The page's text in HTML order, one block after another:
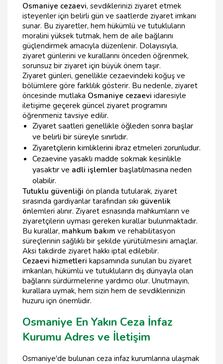
Osmaniye cezaevi, sevdiklerinizi ziyaret etmek
isteyenler için belirli gün ve saatlerde ziyaret imkanı
sunar. Bu ziyaretler, hem hükümlü ve tutukluların
moralini yüksek tutmak, hem de aile bağlarını
güçlendirmek amacıyla düzenlenir. Dolayısıyla,
ziyaret günlerini ve kurallarını önceden öğrenmek,
sorunsuz bir ziyaret için büyük önem taşır.
Ziyaret günleri, genellikle cezaevindeki koğuş ve
bölümlere göre farklılık gösterir. Bu nedenle, ziyaret
öncesinde mutlaka Osmaniye cezaevi idaresiyle
iletişime geçerek güncel ziyaret programını
öğrenmeniz tavsiye edilir.
Ziyaret saatleri genellikle öğleden sonra başlar
ve belirli bir süreyle sınırlıdır.
Ziyaretçilerin kimliklerini ibraz etmeleri zorunludur.
Cezaevine yasaklı madde sokmak kesinlikle
yasaktır ve adli işlemlerbaşlatılmasına neden
olabilir.
Tutuklu güvenliği ön planda tutularak, ziyaret
sırasında gardiyanlar tarafından sıkı güvenlik
önlemleri alınır. Ziyaret esnasında mahkumların ve
ziyaretçilerin uyması gereken kurallar bulunmaktadır.
Bu kurallar, mahkum bakım ve rehabilitasyon
süreçlerinin sağlıklı bir şekilde yürütülmesini amaçlar.
Aksi takdirde ziyaret hakkı iptal edilebilir.
Cezaevi hizmetleri kapsamında sunulan bu ziyaret
imkanları, hükümlü ve tutukluların dış dünyayla olan
bağlarını sürdürmelerine yardımcı olur. Unutmayın,
kurallara uymak, hem sizin hem de sevdiklerinizin
huzuru için önemlidir.
Osmaniye En Yakın Ceza İnfaz
Kurumu Adres ve İletişim
Osmaniye'de bulunan ceza infaz kurumlarına ulaşmak